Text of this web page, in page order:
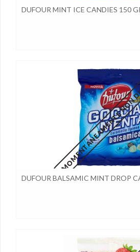
DUFOUR MINT ICE CANDIES 150
DUFOUR BALSAMIC MINT DROP